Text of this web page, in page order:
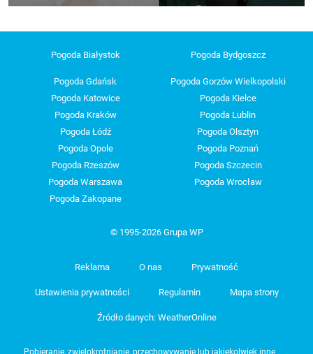
Pogoda Białystok Pogoda Bydgoszcz
Pogoda Gdańsk
Pogoda Gorzów Wielkopolski
Pogoda Katowice
Pogoda Kielce
Pogoda Kraków
Pogoda Lublin
Pogoda Łódź
Pogoda Olsztyn
Pogoda Opole
Pogoda Poznań
Pogoda Rzeszów
Pogoda Szczecin
Pogoda Warszawa
Pogoda Wrocław
Pogoda Zakopane
© 1995-2026 Grupa WP
Reklama O nas Prywatność
Ustawienia prywatności Regulamin Mapa strony
Źródło danych: WeatherOnline
Pobieranie, zwielokrotnianie, przechowywanie lub jakiekolwiek inne